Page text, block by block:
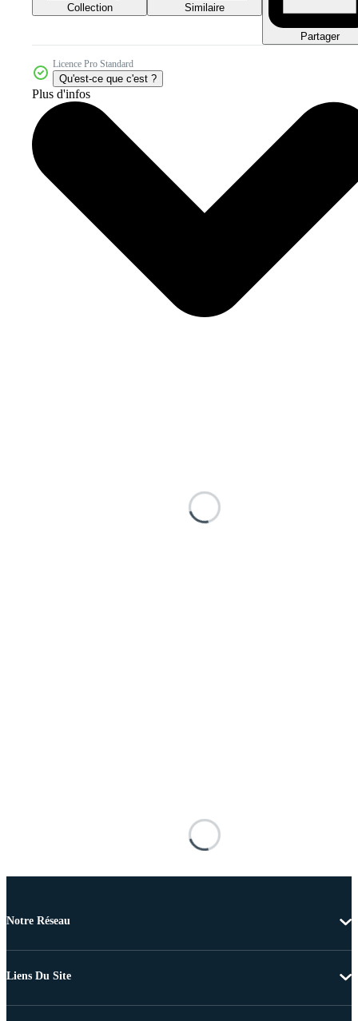
Collection Similaire
Partager
Licence Pro Standard
Qu'est-ce que c'est ?
Plus d'infos
Notre Réseau
Liens Du Site